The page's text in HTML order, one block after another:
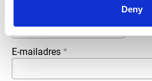
Deny
E-mailadres *